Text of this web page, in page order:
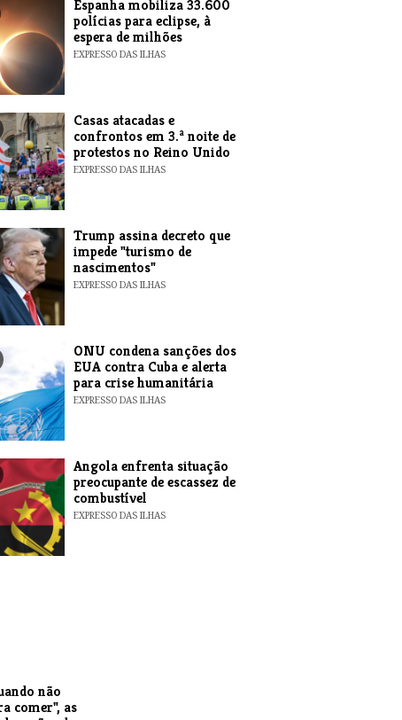
Espanha mobiliza 33.600
polícias para eclipse, à
espera de milhões
EXPRESSO DAS ILHAS
Casas atacadas e
confrontos em 3.ª noite de
protestos no Reino Unido
EXPRESSO DAS ILHAS
Trump assina decreto que
impede "turismo de
nascimentos"
EXPRESSO DAS ILHAS
ONU condena sanções dos
EUA contra Cuba e alerta
para crise humanitária
EXPRESSO DAS ILHAS
Angola enfrenta situação
preocupante de escassez de
combustível
EXPRESSO DAS ILHAS
não
comer", as